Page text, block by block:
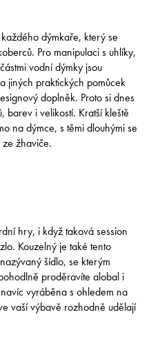
dýmkaře, který se
Pro manipulaci s uhlíky,
vodní dýmky jsou
jiných praktických pomůcek
doplněk. Proto si dnes
barev i velikostí. Kratší kleště
na dýmce, s těmi dlouhými se
žhaviče.
hry, i když taková session
Kouzelný je také tento
šídlo, se kterým
proděravíte alobal i
vyráběna s ohledem na
vaší výbavě rozhodně udělají
HLEDAT